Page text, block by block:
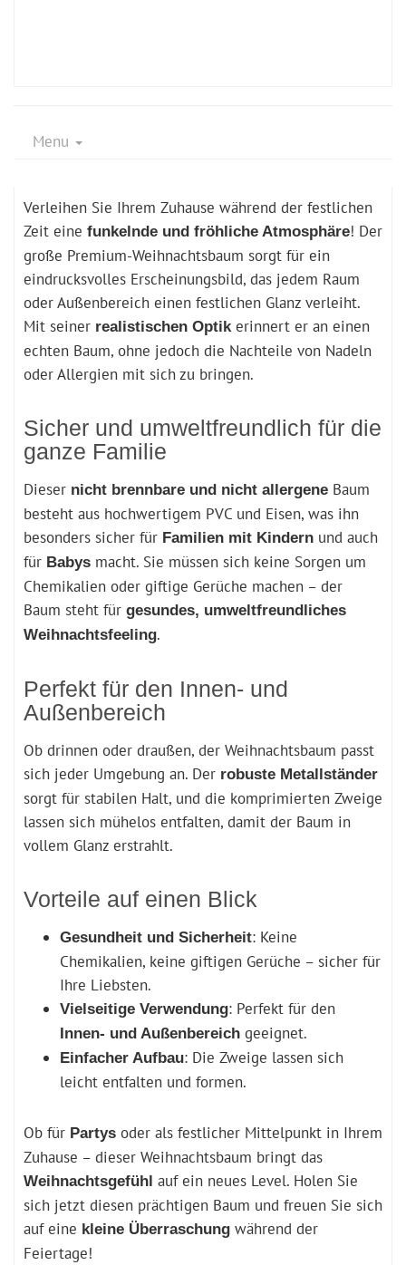
Menu
Verleihen Sie Ihrem Zuhause während der festlichen
Zeit eine funkelnde und fröhliche Atmosphäre! Der
große Premium-Weihnachtsbaum sorgt für ein
eindrucksvolles Erscheinungsbild, das jedem Raum
oder Außenbereich einen festlichen Glanz verleiht.
Mit seiner realistischen Optikerinnert er an einen
echten Baum, ohne jedoch die Nachteile von Nadeln
oder Allergien mit sich zu bringen.
Sicher und umweltfreundlich für die
ganze Familie
Dieser nicht brennbare und nicht allergene Baum
besteht aus hochwertigem PVC und Eisen, was ihn
besonders sicher für Familien mit Kindern und auch
für Babys macht. Sie müssen sich keine Sorgen um
Chemikalien oder giftige Gerüche machen – der
Baum steht für gesundes, umweltfreundliches
Weihnachtsfeeling.
Perfekt für den Innen- und
Außenbereich
Ob drinnen oder draußen, der Weihnachtsbaum passt
sich jeder Umgebung an. Der robuste Metallständer
sorgt für stabilen Halt, und die komprimierten Zweige
lassen sich mühelos entfalten, damit der Baum in
vollem Glanz erstrahlt.
Vorteile auf einen Blick
Gesundheit und Sicherheit: Keine
Chemikalien, keine giftigen Gerüche – sicher für
Ihre Liebsten.
Vielseitige Verwendung: Perfekt für den
Innen- und Außenbereich geeignet.
Einfacher Aufbau: Die Zweige lassen sich
leicht entfalten und formen.
Ob für Partys oder als festlicher Mittelpunkt in Ihrem
Zuhause – dieser Weihnachtsbaum bringt das
Weihnachtsgefühl auf ein neues Level. Holen Sie
sich jetzt diesen prächtigen Baum und freuen Sie sich
auf eine kleine Überraschung während der
Feiertage!